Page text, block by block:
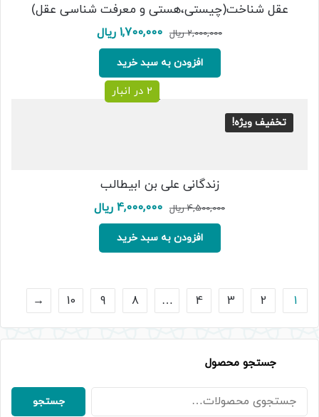
عقل شناخت(چیستی،هستی و معرفت شناسی عقل)
2,000,000 ریال قیمت
اصلی:
2,000,000 ریال
بود.
1,700,000 ریالقیمت
افزودن به سبد خرید
تخفیف ویژه!
2 در انبار
زندگانی علی بن ابیطالب
4,500,000 ریال قیمت
اصلی:
بود.
4,000,000 ریالقیمت
افزودن به سبد خرید
1
2
3
4
…
8
9
10
←
جستجو محصول
جستجو
برای:
جستجو